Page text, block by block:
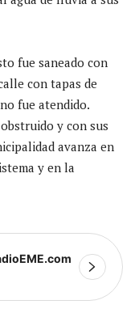
fue saneado con
con tapas de
fue atendido.
y con sus
avanza en
y en la